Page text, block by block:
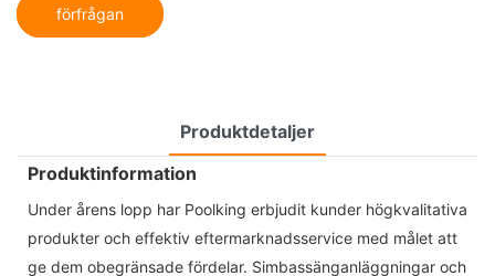
förfrågan
Produktdetaljer
Produktinformation
Under årens lopp har Poolking erbjudit kunder högkvalitativa
produkter och effektiv eftermarknadsservice med målet att
ge dem obegränsade fördelar. Simbassänganläggningar och